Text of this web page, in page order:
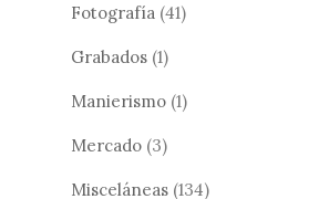
Fotografía (41)
Grabados (1)
Manierismo (1)
Mercado (3)
Misceláneas (134)